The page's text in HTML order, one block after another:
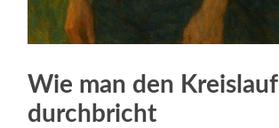
Wie man den Kreislauf
durchbricht